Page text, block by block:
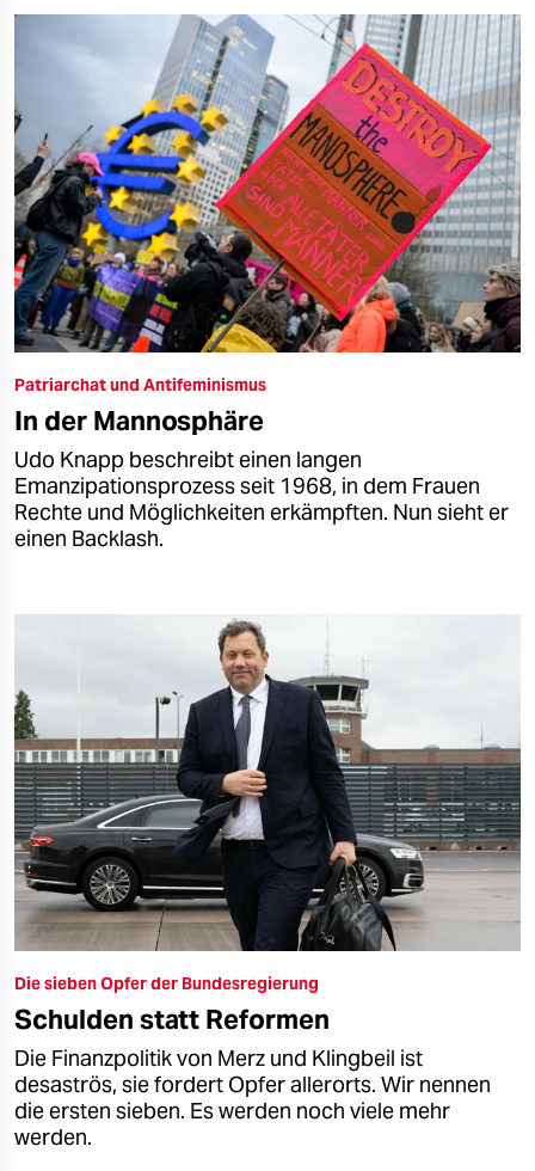
Patriarchat und Antifeminismus
In der Mannosphäre
Udo Knapp beschreibt einen langen
Emanzipationsprozess seit 1968, in dem Frauen
Rechte und Möglichkeiten erkämpften. Nun sieht er
einen Backlash.
Die sieben Opfer der Bundesregierung
Schulden statt Reformen
Die Finanzpolitik von Merz und Klingbeil ist
desaströs, sie fordert Opfer allerorts. Wir nennen
die ersten sieben. Es werden noch viele mehr
werden.